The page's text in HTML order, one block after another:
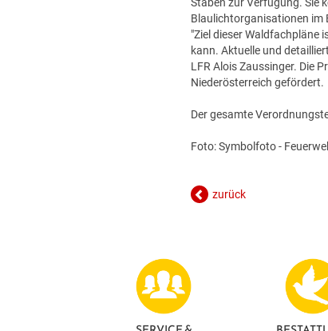
Blaulichtorganisationen im
"Ziel dieser Waldfachpläne
kann. Aktuelle und
LFR Alois Zaussinger. Die
Niederösterreich gefördert.
Der gesamte
Foto: Symbolfoto -
zurück